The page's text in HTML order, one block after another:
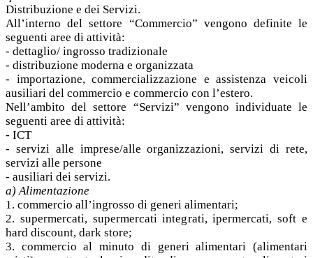
Distribuzione e dei Servizi.
All’interno del settore “Commercio” vengono definite le
seguenti aree di attività:
- dettaglio/ ingrosso tradizionale
- distribuzione moderna e organizzata
- importazione, commercializzazione e assistenza veicoli
ausiliari del commercio e commercio con l’estero.
Nell’ambito del settore “Servizi” vengono individuate le
seguenti aree di attività:
- ICT
- servizi alle imprese/alle organizzazioni, servizi di rete,
servizi alle persone
- ausiliari dei servizi.
a) Alimentazione
1. commercio all’ingrosso di generi alimentari;
2. supermercati, supermercati integrati, ipermercati, soft e
hard discount, dark store;
3. commercio al minuto di generi alimentari (alimentari